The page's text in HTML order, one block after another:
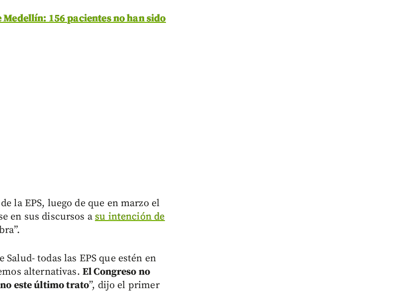
156 pacientes no han sido
la EPS, luego de que en marzo el
en sus discursos asu intención de
todas las EPS que estén en
alternativas. El Congreso no
este último trato”, dijo el primer